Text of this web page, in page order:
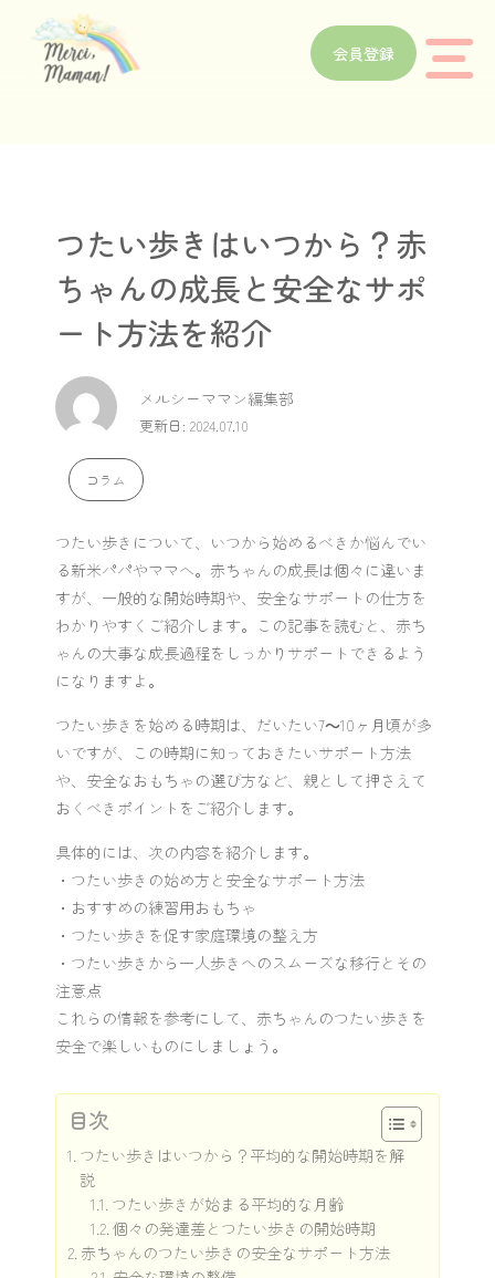
会員登録
つたい歩きはいつから？赤
ちゃんの成長と安全なサポ
ート方法を紹介
メルシーママン編集部
更新日: 2024.07.10
コラム
つたい歩きについて、いつから始めるべきか悩んでい
る新米パパやママへ。赤ちゃんの成長は個々に違いま
すが、一般的な開始時期や、安全なサポートの仕方を
わかりやすくご紹介します。この記事を読むと、赤ち
ゃんの大事な成長過程をしっかりサポートできるよう
になりますよ。
つたい歩きを始める時期は、だいたい7～10ヶ月頃が多
いですが、この時期に知っておきたいサポート方法
や、安全なおもちゃの選び方など、親として押さえて
おくべきポイントをご紹介します。
具体的には、次の内容を紹介します。
・つたい歩きの始め方と安全なサポート方法
・おすすめの練習用おもちゃ
・つたい歩きを促す家庭環境の整え方
・つたい歩きから一人歩きへのスムーズな移行とその
注意点
これらの情報を参考にして、赤ちゃんのつたい歩きを
安全で楽しいものにしましょう。
目次
つたい歩きはいつから？平均的な開始時期を解
説
つたい歩きが始まる平均的な月齢
個々の発達差とつたい歩きの開始時期
赤ちゃんのつたい歩きの安全なサポート方法